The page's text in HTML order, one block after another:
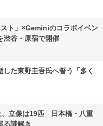
ト」×Geminiのコラボイベン
渋谷・原宿で開催
た東野圭吾氏へ誓う「多く
、立像は19匹 日本橋・八重
る謎解き